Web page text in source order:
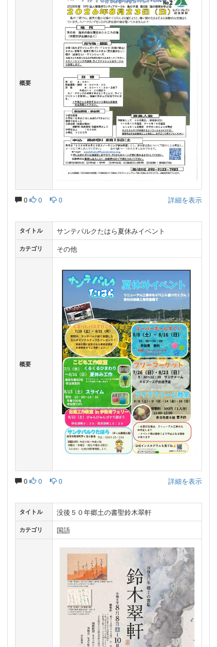
概要
0 0 0 詳細を表示
タイトル サンテパルクたはら夏休みイベント
カテゴリ その他
概要
0 0 0 詳細を表示
タイトル 没後５０年郷土の書聖鈴木翠軒
カテゴリ 国語